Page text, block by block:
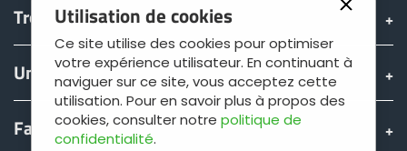
Utilisation de cookies
Ce site utilise des cookies pour optimiser
votre expérience utilisateur. En continuant à
naviguer sur ce site, vous acceptez cette
utilisation. Pour en savoir plus à propos des
cookies, consulter notre politique de
confidentialité.
Trouver & acheter
Univers JOSKIN
Fan shop